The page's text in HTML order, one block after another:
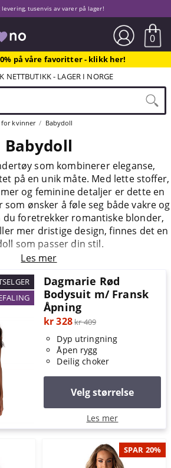
levering, tusenvis av varer på lager!
0
på våre favoritter - klikk her!
NETTBUTIKK - LAGER I NORGE
for kvinner Babydoll
Babydoll
som kombinerer eleganse,
på en unik måte. Med lette stoffer,
og feminine detaljer er dette en
ønsker å føle seg både vakre og
du foretrekker romantiske blonder,
mer dristige design, finnes det en
som passer din stil.
Les mer
Dagmarie Rød
Bodysuit m/ Fransk
Åpning
kr 328kr 409
Dyp utringning
Åpen rygg
Deilig choker
Velg størrelse
Les mer
SPAR 20%